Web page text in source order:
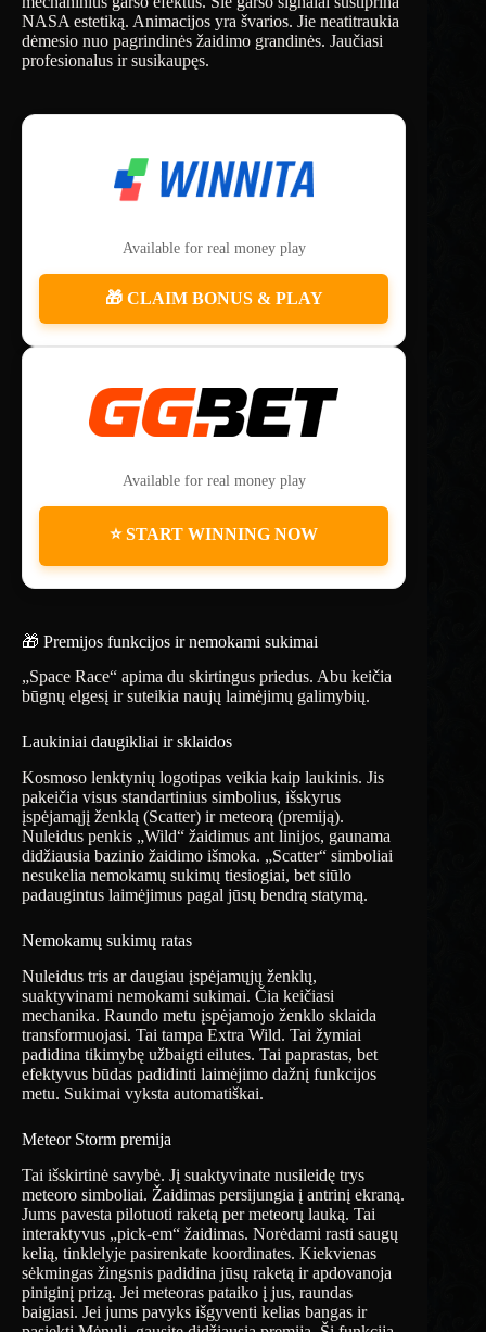
NASA estetiką. Animacijos yra švarios. Jie neatitraukia
dėmesio nuo pagrindinės žaidimo grandinės. Jaučiasi
profesionalus ir susikaupęs.
Available for real money play
🎁 CLAIM BONUS & PLAY
Available for real money play
⭐ START WINNING NOW
🎁 Premijos funkcijos ir nemokami sukimai
„Space Race“ apima du skirtingus priedus. Abu keičia
būgnų elgesį ir suteikia naujų laimėjimų galimybių.
Laukiniai daugikliai ir sklaidos
Kosmoso lenktynių logotipas veikia kaip laukinis. Jis
pakeičia visus standartinius simbolius, išskyrus
įspėjamąjį ženklą (Scatter) ir meteorą (premiją).
Nuleidus penkis „Wild“ žaidimus ant linijos, gaunama
didžiausia bazinio žaidimo išmoka. „Scatter“ simboliai
nesukelia nemokamų sukimų tiesiogiai, bet siūlo
padaugintus laimėjimus pagal jūsų bendrą statymą.
Nemokamų sukimų ratas
Nuleidus tris ar daugiau įspėjamųjų ženklų,
suaktyvinami nemokami sukimai. Čia keičiasi
mechanika. Raundo metu įspėjamojo ženklo sklaida
transformuojasi. Tai tampa Extra Wild. Tai žymiai
padidina tikimybę užbaigti eilutes. Tai paprastas, bet
efektyvus būdas padidinti laimėjimo dažnį funkcijos
metu. Sukimai vyksta automatiškai.
Meteor Storm premija
Tai išskirtinė savybė. Jį suaktyvinate nusileidę trys
meteoro simboliai. Žaidimas persijungia į antrinį ekraną.
Jums pavesta pilotuoti raketą per meteorų lauką. Tai
interaktyvus „pick-em“ žaidimas. Norėdami rasti saugų
kelią, tinklelyje pasirenkate koordinates. Kiekvienas
sėkmingas žingsnis padidina jūsų raketą ir apdovanoja
piniginį prizą. Jei meteoras pataiko į jus, raundas
baigiasi. Jei jums pavyks išgyventi kelias bangas ir